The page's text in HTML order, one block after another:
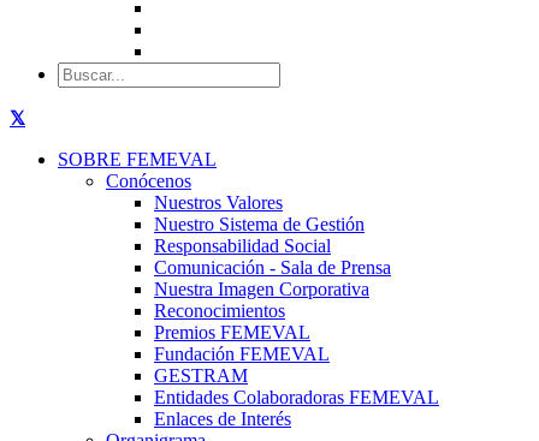
SOBRE FEMEVAL
Conócenos
Nuestros Valores
Nuestro Sistema de Gestión
Responsabilidad Social
Comunicación - Sala de Prensa
Nuestra Imagen Corporativa
Reconocimientos
Premios FEMEVAL
Fundación FEMEVAL
GESTRAM
Entidades Colaboradoras FEMEVAL
Enlaces de Interés